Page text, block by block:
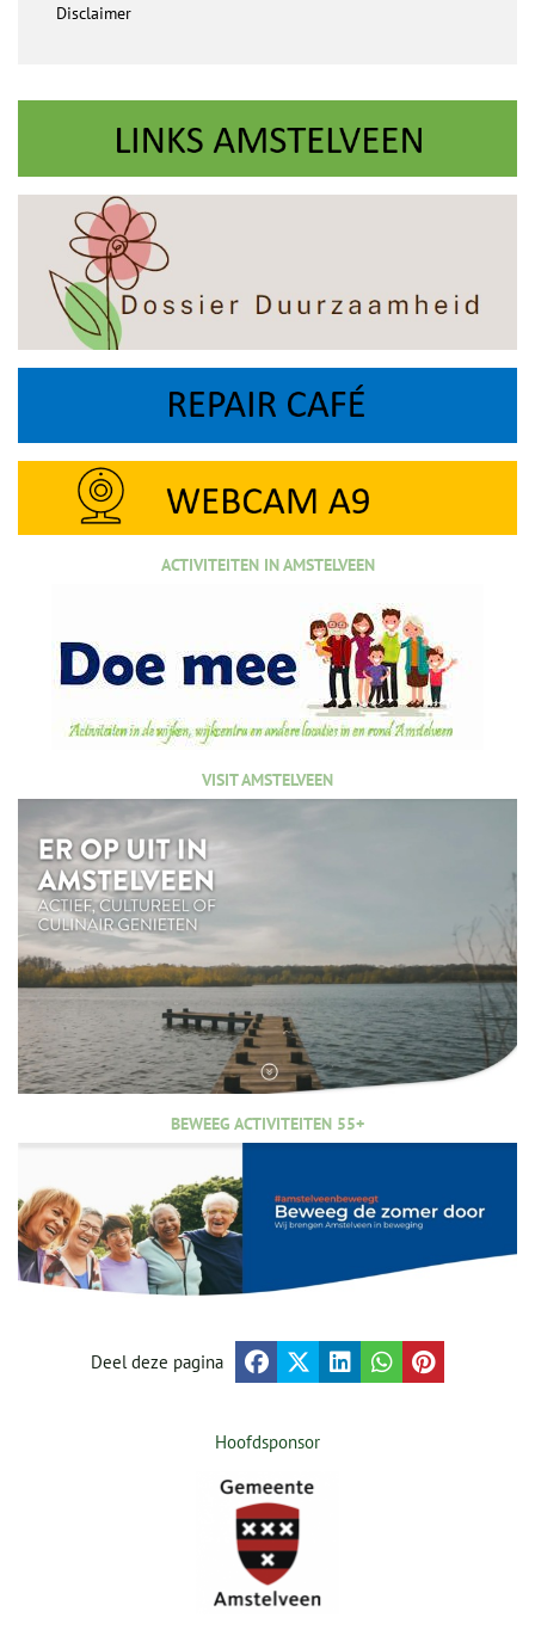
Disclaimer
ACTIVITEITEN IN AMSTELVEEN
VISIT AMSTELVEEN
BEWEEG ACTIVITEITEN 55+
Deel deze pagina
Hoofdsponsor